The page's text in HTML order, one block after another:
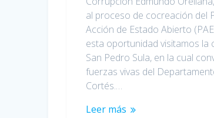
al proceso de cocreación del
Acción de Estado Abierto
esta oportunidad visitamos la
San Pedro Sula, en la cual
fuerzas vivas del
Cortés.…
Leer más